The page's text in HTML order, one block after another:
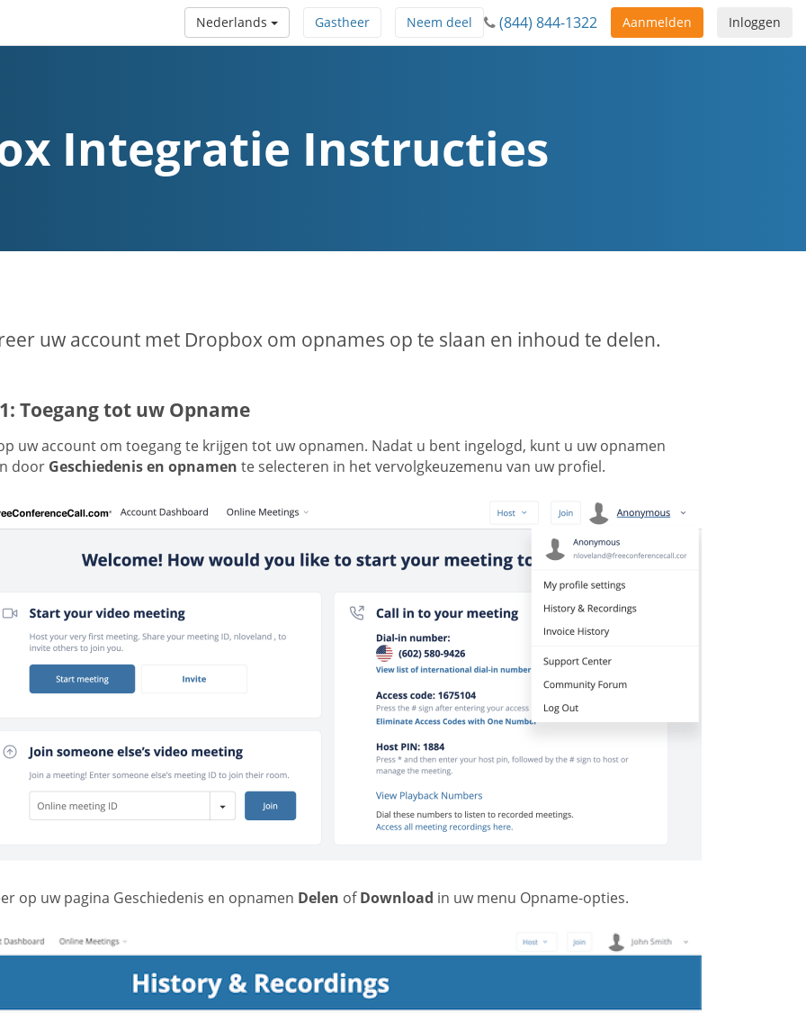
Inloggen
Aanmelden
(844) 844-1322
Neem deel
Gastheer
Nederlands
Integratie Instructies
uw account met Dropbox om opnames op te slaan en inhoud te delen.
Toegang tot uw Opname
uw account om toegang te krijgen tot uw opnamen. Nadat u bent ingelogd, kunt u uw opnamen
door Geschiedenis en opnamen te selecteren in het vervolgkeuzemenu van uw profiel.
op uw pagina Geschiedenis en opnamen Delen ofDownload in uw menu Opname-opties.